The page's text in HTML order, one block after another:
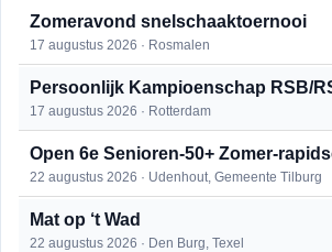
Zomeravond snelschaaktoernooi
17 augustus 2026 · Rosmalen
Persoonlijk Kampioenschap RSB/
17 augustus 2026 · Rotterdam
Open 6e Senioren-50+ Zomer-
22 augustus 2026 · Udenhout, Gemeente Tilburg
Mat op ‘t Wad
22 augustus 2026 · Den Burg, Texel